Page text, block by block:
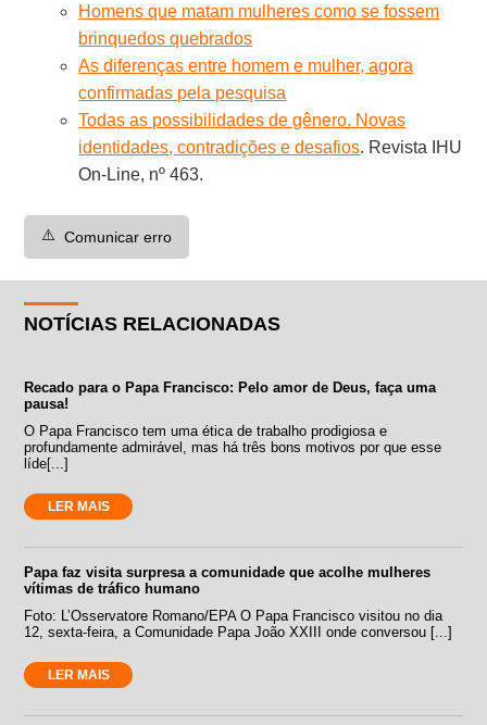
Homens que matam mulheres como se fossem
brinquedos quebrados
As diferenças entre homem e mulher, agora
confirmadas pela pesquisa
Todas as possibilidades de gênero. Novas
identidades, contradições e desafios. Revista IHU
On-Line, nº 463.
⚠️ Comunicar erro
NOTÍCIAS RELACIONADAS
Recado para o Papa Francisco: Pelo amor de Deus, faça uma
pausa!
O Papa Francisco tem uma ética de trabalho prodigiosa e
profundamente admirável, mas há três bons motivos por que esse
líde[...]
LER MAIS
Papa faz visita surpresa a comunidade que acolhe mulheres
vítimas de tráfico humano
Foto: L’Osservatore Romano/EPA O Papa Francisco visitou no dia
12, sexta-feira, a Comunidade Papa João XXIII onde conversou [...]
LER MAIS